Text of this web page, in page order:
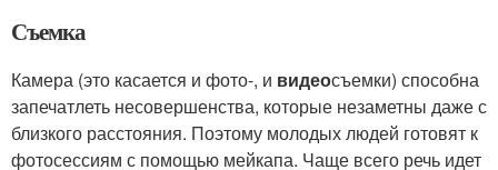
Съемка
Камера (это касается и фото-, и видеосъемки) способна
запечатлеть несовершенства, которые незаметны даже с
близкого расстояния. Поэтому молодых людей готовят к
фотосессиям с помощью мейкапа. Чаще всего речь идет